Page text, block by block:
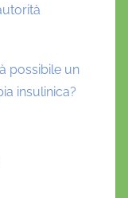
possibile un
insulinica?